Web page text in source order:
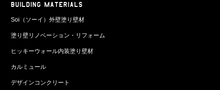
BUILDING MATERIALS
Soi（ソーイ）外壁塗り壁材
塗り壁リノベーション・リフォーム
ヒッキーウォール内装塗り壁材
カルミュール
デザインコンクリート